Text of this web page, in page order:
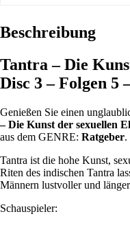
Beschreibung
Tantra – Die
Disc 3 – Folgen 5
Genießen Sie einen
– Die Kunst der sexuellen
aus dem GENRE: Ratgeber.
Tantra ist die hohe Kunst,
Riten des indischen Tantra
Männern lustvoller und
Schauspieler: